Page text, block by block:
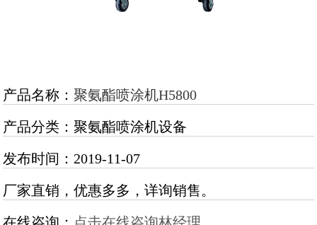
产品名称： 聚氨酯喷涂机H5800
产品分类：聚氨酯喷涂机设备
发布时间：2019-11-07
厂家直销，优惠多多，详询销售。